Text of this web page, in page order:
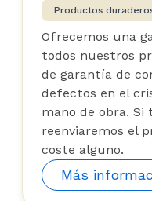
Productos
Ofrecemos una
todos nuestros
de garantía de
defectos en el
mano de obra. Si
reenviaremos el
coste alguno.
Más